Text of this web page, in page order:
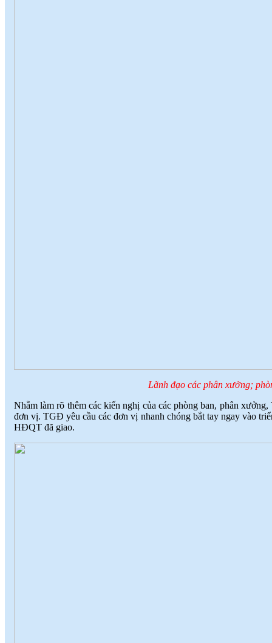
Lãnh đạo các phân xưởng;
Nhằm làm rõ thêm các kiến nghị của các phòng ban, phân
đơn vị. TGĐ yêu cầu các đơn vị nhanh chóng bắt tay ngay vào
HĐQT đã giao.